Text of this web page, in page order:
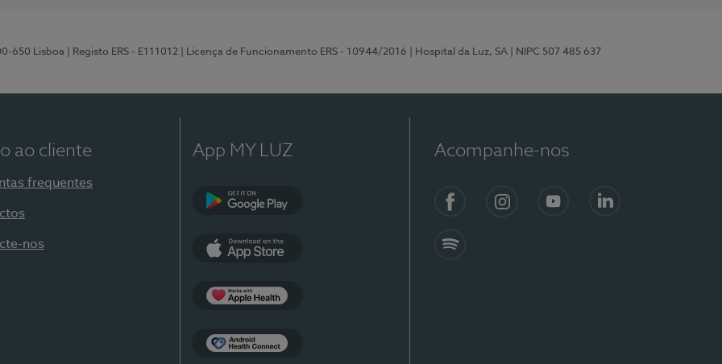
650 Lisboa | Registo ERS - E111012 | Licença de Funcionamento ERS - 10944/2016 | Hospital da Luz, SA | NIPC 507 485 637
ao cliente
frequentes
nos
App MY LUZ Acompanhe-nos